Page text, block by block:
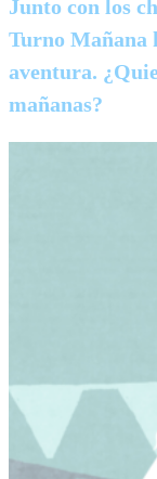
Junto con los
Turno Mañana
aventura.
mañanas?